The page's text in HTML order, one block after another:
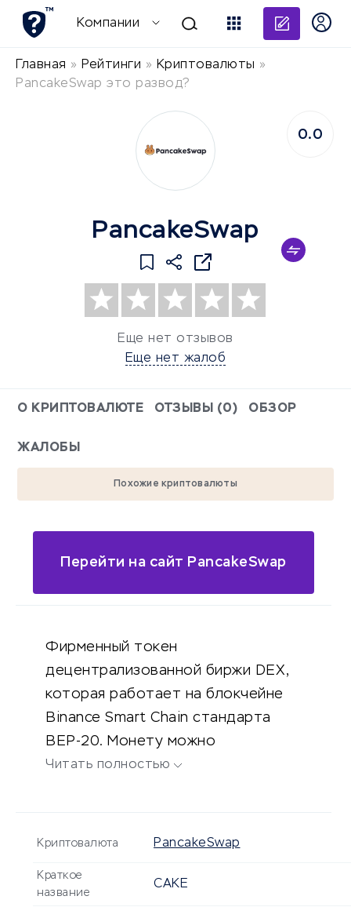
Компании
Главная » Рейтинги » Криптовалюты »
PancakeSwap это развод?
PancakeSwap
Еще нет отзывов
Еще нет жалоб
0.0
О КРИПТОВАЛЮТЕ ОТЗЫВЫ (0) ОБЗОР
ЖАЛОБЫ
Похожие криптовалюты
Перейти на сайт PancakeSwap
Фирменный токен
децентрализованной биржи DEX,
которая работает на блокчейне
Binance Smart Chain стандарта
BEP-20. Монету можно
использовать для внутренних
Читать полностью
Криптовалюта PancakeSwap
Краткое
название
CAKE